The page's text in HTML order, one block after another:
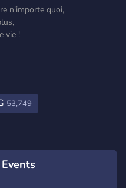
n'importe quoi,
vie !
53,749